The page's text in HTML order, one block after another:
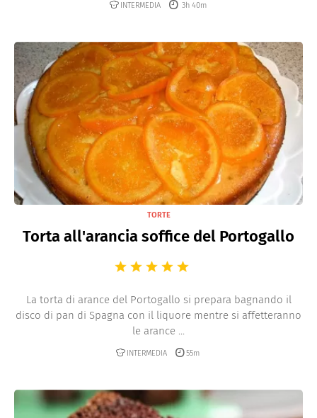
INTERMEDIA 3h 40m
TORTE
Torta all'arancia soffice del Portogallo
La torta di arance del Portogallo si prepara bagnando il
disco di pan di Spagna con il liquore mentre si affetteranno
le arance ...
INTERMEDIA 55m